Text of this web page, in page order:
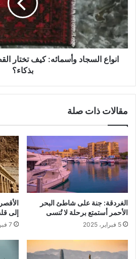
تختار
القطعة
المثالية
لكل
غرفة
بذكاء؟انواع السجاد وأسمائه: كيف تختار
بذكاء؟
مقالات ذات صلة
الغردقة: جنة على شاطئ البحر
الأحمر أستمتع برحلة لا تُنسى
5 فبراير، 2025
إلى
7 فبراير، 2025